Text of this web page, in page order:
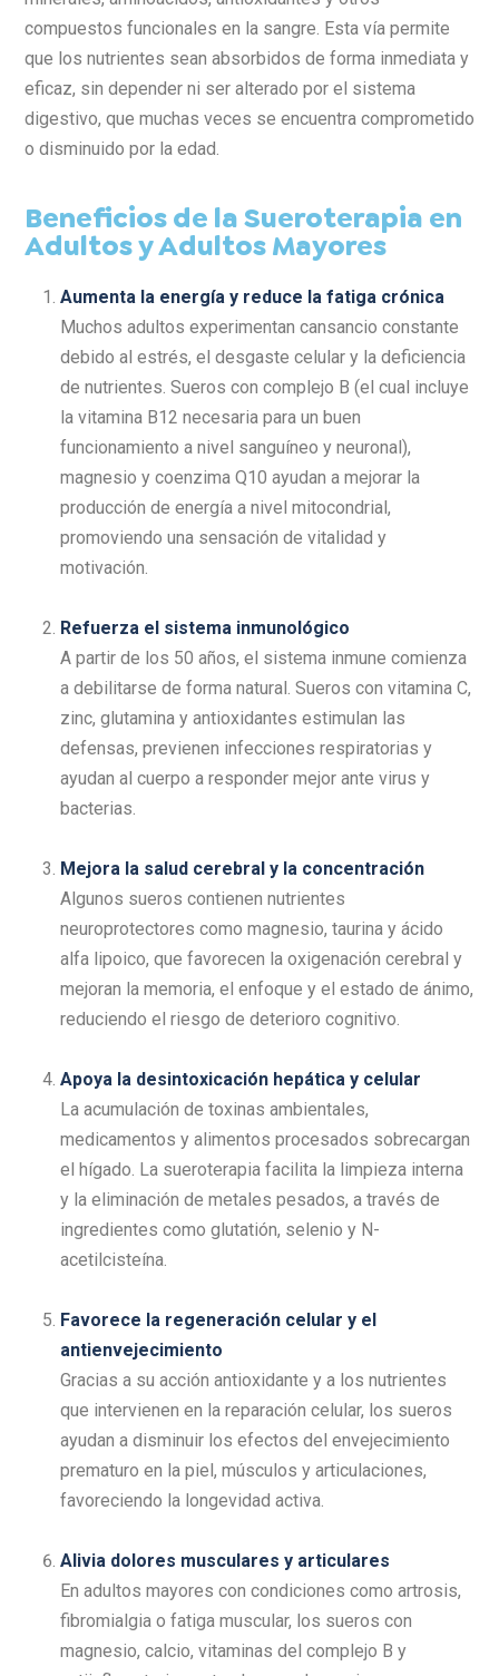
compuestos funcionales en la sangre. Esta vía permite
que los nutrientes sean absorbidos de forma inmediata y
eficaz, sin depender ni ser alterado por el sistema
digestivo, que muchas veces se encuentra comprometido
o disminuido por la edad.
Beneficios de la Sueroterapia en
Adultos y Adultos Mayores
Aumenta la energía y reduce la fatiga crónica
Muchos adultos experimentan cansancio constante
debido al estrés, el desgaste celular y la deficiencia
de nutrientes. Sueros con complejo B (el cual incluye
la vitamina B12 necesaria para un buen
funcionamiento a nivel sanguíneo y neuronal),
magnesio y coenzima Q10 ayudan a mejorar la
producción de energía a nivel mitocondrial,
promoviendo una sensación de vitalidad y
motivación.
Refuerza el sistema inmunológico
A partir de los 50 años, el sistema inmune comienza
a debilitarse de forma natural. Sueros con vitamina C,
zinc, glutamina y antioxidantes estimulan las
defensas, previenen infecciones respiratorias y
ayudan al cuerpo a responder mejor ante virus y
bacterias.
Mejora la salud cerebral y la concentración
Algunos sueros contienen nutrientes
neuroprotectores como magnesio, taurina y ácido
alfa lipoico, que favorecen la oxigenación cerebral y
mejoran la memoria, el enfoque y el estado de ánimo,
reduciendo el riesgo de deterioro cognitivo.
Apoya la desintoxicación hepática y celular
La acumulación de toxinas ambientales,
medicamentos y alimentos procesados sobrecargan
el hígado. La sueroterapia facilita la limpieza interna
y la eliminación de metales pesados, a través de
ingredientes como glutatión, selenio y N-
acetilcisteína.
Favorece la regeneración celular y el
antienvejecimiento
Gracias a su acción antioxidante y a los nutrientes
que intervienen en la reparación celular, los sueros
ayudan a disminuir los efectos del envejecimiento
prematuro en la piel, músculos y articulaciones,
favoreciendo la longevidad activa.
Alivia dolores musculares y articulares
En adultos mayores con condiciones como artrosis,
fibromialgia o fatiga muscular, los sueros con
magnesio, calcio, vitaminas del complejo B y